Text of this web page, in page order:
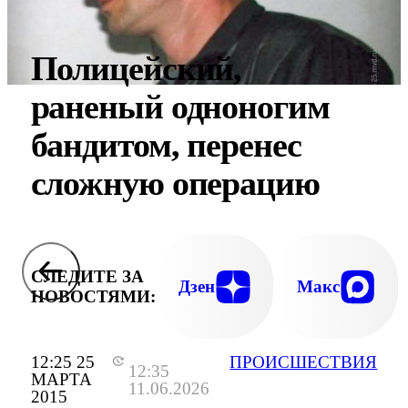
12:25 25
МАРТА
2015
12:35
11.06.2026
ПРОИСШЕСТВИЯ
Полицейский,
раненый одноногим
бандитом, перенес
сложную операцию
СЛЕДИТЕ ЗА
НОВОСТЯМИ:
Дзен Макс